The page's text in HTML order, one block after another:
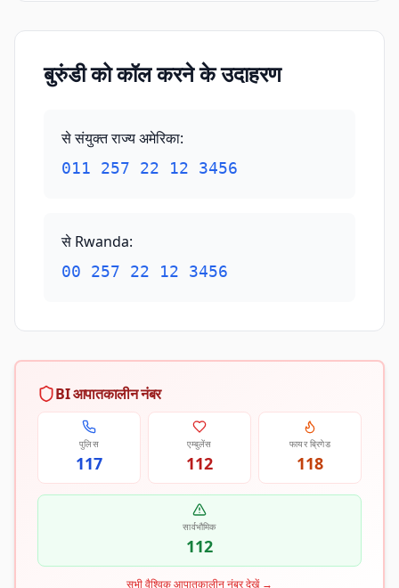
बुरुंडी को कॉल करने के उदाहरण
से संयुक्त राज्य अमेरिका:
011 257 22 12 3456
से Rwanda:
00 257 22 12 3456
BI आपातकालीन नंबर
पुलिस
117
एम्बुलेंस
112
फायर ब्रिगेड
118
सार्वभौमिक
112
सभी वैश्विक आपातकालीन नंबर देखें→